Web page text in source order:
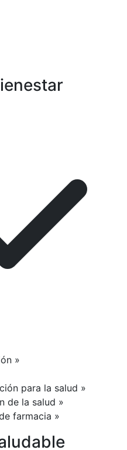
»
para la salud »
de la salud »
farmacia »